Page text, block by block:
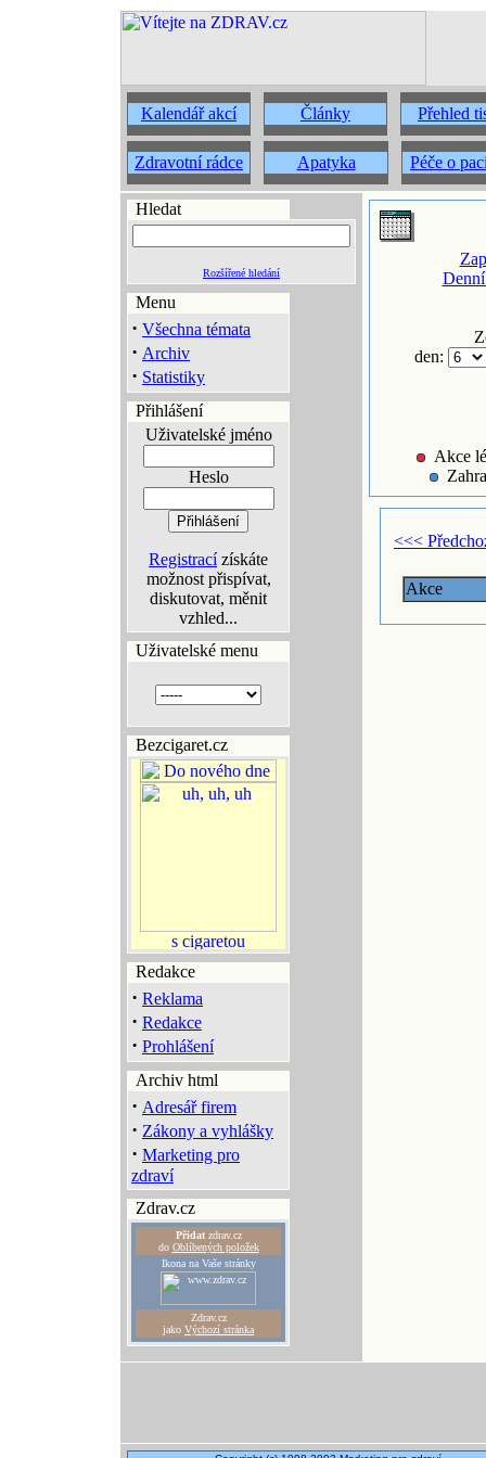
Kalendář akcí Články Přehled
Zdravotní rádce Apatyka Péče o
Hledat
Rozšířené hledání
Menu
· Všechna témata
· Archiv
· Statistiky
Přihlášení
Uživatelské jméno
Heslo
Registracízískáte
možnost přispívat,
diskutovat, měnit
vzhled...
Uživatelské menu
Bezcigaret.cz
Redakce
· Reklama
· Redakce
· Prohlášení
Archiv html
· Adresář firem
· Zákony a vyhlášky
· Marketing pro
zdraví
Zdrav.cz
Přidatzdrav.cz
do Oblíbených položek
Ikona na Vaše stránky
Zdrav.cz
jako Výchozí stránka
den:
Akce
<<<
Akce